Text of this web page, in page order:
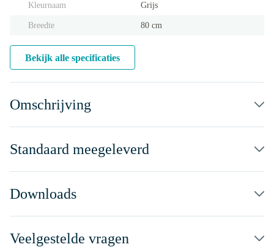
Kleurnaam Grijs
Breedte 80 cm
Bekijk alle specificaties
Omschrijving
Standaard meegeleverd
Downloads
Veelgestelde vragen